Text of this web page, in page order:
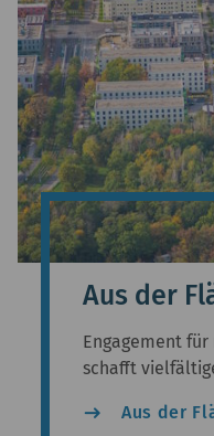
Aus der
Engagement
schafft
east Aus der